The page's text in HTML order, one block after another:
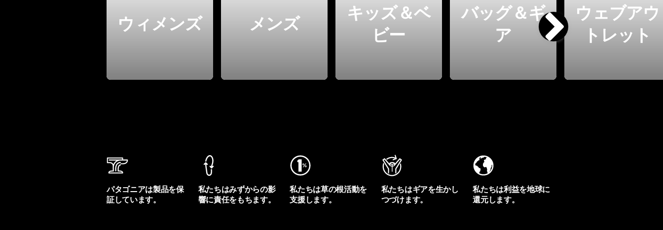
ウィメンズ メンズ
キッズ＆ベ
ビー
バッグ＆ギ
ア
ウェブアウ
トレット
パタゴニアは製品を保
証しています。
私たちはみずからの影
響に責任をもちます。
私たちは草の根活動を
支援します。
私たちはギアを生かし
つづけます。
私たちは利益を地球に
還元します。